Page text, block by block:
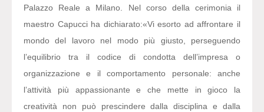
Palazzo Reale a Milano. Nel corso della cerimonia il
maestro Capucci ha dichiarato:«Vi esorto ad affrontare il
mondo del lavoro nel modo più giusto, perseguendo
l’equilibrio tra il codice di condotta dell’impresa o
organizzazione e il comportamento personale: anche
l’attività più appassionante e che mette in gioco la
creatività non può prescindere dalla disciplina e dalla